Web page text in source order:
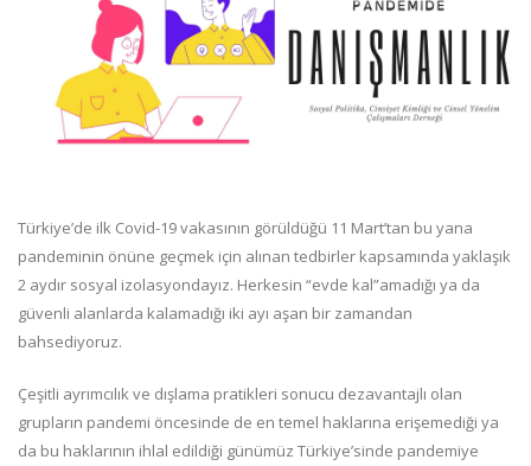
Türkiye’de ilk Covid-19 vakasının görüldüğü 11 Mart’tan bu yana
pandeminin önüne geçmek için alınan tedbirler kapsamında yaklaşık
2 aydır sosyal izolasyondayız. Herkesin “evde kal”amadığı ya da
güvenli alanlarda kalamadığı iki ayı aşan bir zamandan
bahsediyoruz.
Çeşitli ayrımcılık ve dışlama pratikleri sonucu dezavantajlı olan
grupların pandemi öncesinde de en temel haklarına erişemediği ya
da bu haklarının ihlal edildiği günümüz Türkiye’sinde pandemiye